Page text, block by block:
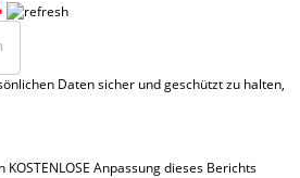
Daten sicher und geschützt zu halten,
Anpassung dieses Berichts